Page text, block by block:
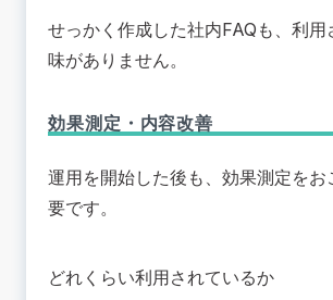
せっかく作成した社内FAQも、利
味がありません。
効果測定・内容改善
運用を開始した後も、効果測定をお
要です。
どれくらい利用されているか